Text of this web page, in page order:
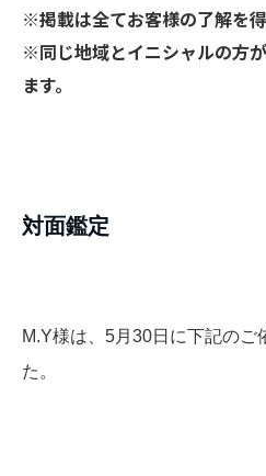
※掲載は全てお客様の了解を得
※同じ地域とイニシャルの方
ます。
​対面鑑定
M.Y様は、5月30日に下記のご
た。